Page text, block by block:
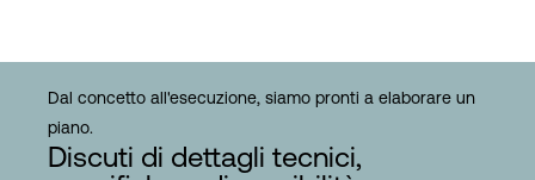
Dal concetto all'esecuzione, siamo pronti a elaborare un
piano.
Discuti di dettagli tecnici,